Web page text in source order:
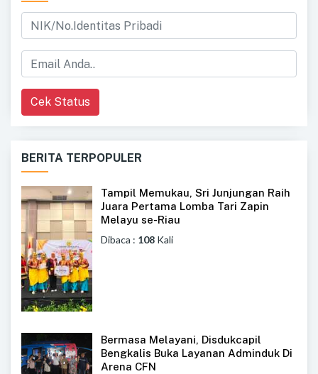
Cek Status
BERITA TERPOPULER
Tampil Memukau, Sri Junjungan Raih
Juara Pertama Lomba Tari Zapin
Melayu se-Riau
Dibaca : 108 Kali
Bermasa Melayani, Disdukcapil
Bengkalis Buka Layanan Adminduk Di
Arena CFN